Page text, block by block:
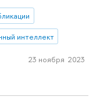
интеллект
23 ноября 2023